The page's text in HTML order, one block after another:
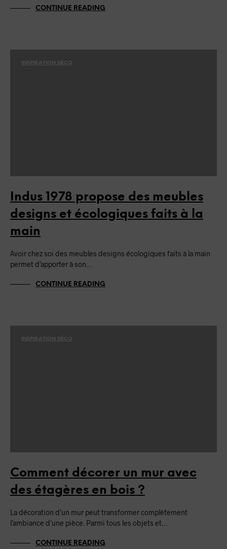
CONTINUE READING
INSPIRATION DÉCO
Indus 1978 propose des meubles
designs et écologiques faits à la
main
Avoir chez soi des meubles designs écologiques faits à la main
permet d’apporter à son…
CONTINUE READING
INSPIRATION DÉCO
Comment décorer un mur avec
des étagères en bois ?
La décoration d’un mur peut transformer complètement
l’ambiance d’une pièce. Parmi tous les objets et…
CONTINUE READING